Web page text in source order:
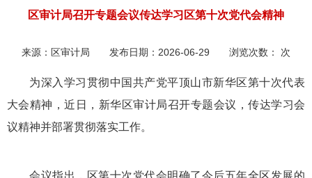
区审计局召开专题会议传达学习区第十次党代会精神
来源： 区审计局 发布日期： 2026-06-29 浏览次数： 次
为深入学习贯彻中国共产党平顶山市新华区第十次代表
大会精神，近日，新华区审计局召开专题会议，传达学习会
议精神并部署贯彻落实工作。
会议指出，区第十次党代会明确了今后五年全区发展的